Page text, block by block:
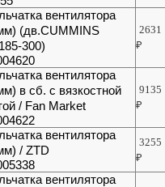
вентилятора
(дв.CUMMINS
300)
2631
₽
вентилятора
в сб. с вязкостной
/ Fan Market
9135
₽
вентилятора
/ ZTD
3255
₽
вентилятора